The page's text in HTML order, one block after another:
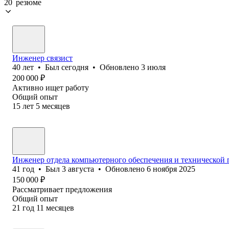
20 резюме
Инженер связист
40 лет • Был сегодня • Обновлено 3 июля
200 000 ₽
Активно ищет работу
Общий опыт
15 лет 5 месяцев
Инженер отдела компьютерного обеспечения и технической
41 год • Был 3 августа • Обновлено 6 ноября 2025
150 000 ₽
Рассматривает предложения
Общий опыт
21 год 11 месяцев